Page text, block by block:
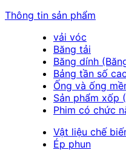
Thông tin sản phẩm
vải vóc
Băng tải
Băng dính
Bảng tần số
Ống và ống
Sản phẩm xốp
Phim có chức
Vật liệu chế
Ép phun